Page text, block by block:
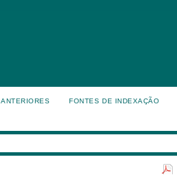
ANTERIORES FONTES DE INDEXAÇÃO